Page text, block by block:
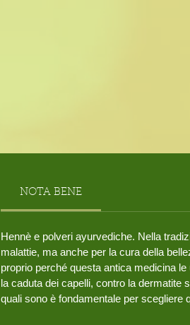
NOTA BENE
Hennè e polveri ayurvediche. Nella
malattie, ma anche per la cura della
proprio perché questa antica medicina
la caduta dei capelli, contro la dermatite
quali sono è fondamentale per scegliere